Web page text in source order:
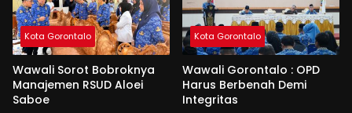
Kota Gorontalo
Wawali Sorot Bobroknya
Manajemen RSUD Aloei
Saboe
Kota Gorontalo
Wawali Gorontalo : OPD
Harus Berbenah Demi
Integritas